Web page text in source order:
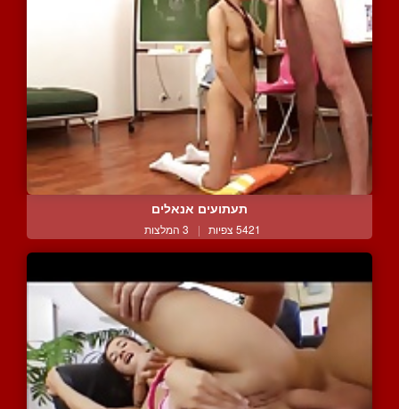
תעתועים אנאלים
5421 צפיות | 3 המלצות